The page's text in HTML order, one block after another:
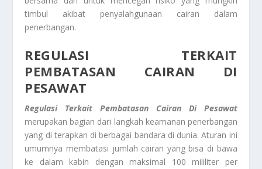
timbul akibat penyalahgunaan cairan dalam
penerbangan.
REGULASI TERKAIT
PEMBATASAN CAIRAN DI
PESAWAT
Regulasi Terkait Pembatasan Cairan Di Pesawat
merupakan bagian dari langkah keamanan penerbangan
yang di terapkan di berbagai bandara di dunia. Aturan ini
umumnya membatasi jumlah cairan yang bisa di bawa
ke dalam kabin dengan maksimal 100 mililiter per